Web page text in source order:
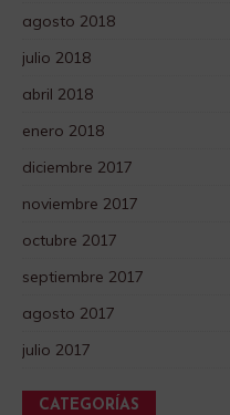
agosto 2018
julio 2018
abril 2018
enero 2018
diciembre 2017
noviembre 2017
octubre 2017
septiembre 2017
agosto 2017
julio 2017
CATEGORÍAS